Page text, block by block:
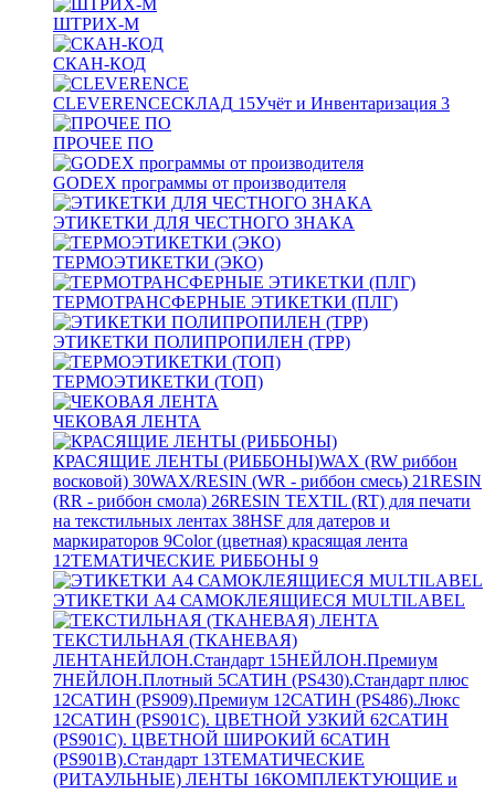
ШТРИХ-М
СКАН-КОД
CLEVERENCEСКЛАД 15Учёт и Инвентаризация 3
ПРОЧЕЕ ПО
GODEX программы от производителя
ЭТИКЕТКИ ДЛЯ ЧЕСТНОГО ЗНАКА
ТЕРМОЭТИКЕТКИ (ЭКО)
ТЕРМОТРАНСФЕРНЫЕ ЭТИКЕТКИ (ПЛГ)
ЭТИКЕТКИ ПОЛИПРОПИЛЕН (TPP)
ТЕРМОЭТИКЕТКИ (ТОП)
ЧЕКОВАЯ ЛЕНТА
КРАСЯЩИЕ ЛЕНТЫ (РИББОНЫ)WAX (RW риббон
восковой) 30WAX/RESIN (WR - риббон смесь) 21RESIN
(RR - риббон смола) 26RESIN TEXTIL (RT) для печати
на текстильных лентах 38HSF для датеров и
маркираторов 9Color (цветная) красящая лента
12ТЕМАТИЧЕСКИЕ РИББОНЫ 9
ЭТИКЕТКИ А4 САМОКЛЕЯЩИЕСЯ MULTILABEL
ТЕКСТИЛЬНАЯ (ТКАНЕВАЯ)
ЛЕНТАНЕЙЛОН.Стандарт 15НЕЙЛОН.Премиум
7НЕЙЛОН.Плотный 5САТИН (PS430).Стандарт плюс
12САТИН (PS909).Премиум 12САТИН (PS486).Люкс
12САТИН (PS901C). ЦВЕТНОЙ УЗКИЙ 62САТИН
(PS901C). ЦВЕТНОЙ ШИРОКИЙ 6САТИН
(PS901B).Стандарт 13ТЕМАТИЧЕСКИЕ
(РИТАУЛЬНЫЕ) ЛЕНТЫ 16КОМПЛЕКТУЮЩИЕ и